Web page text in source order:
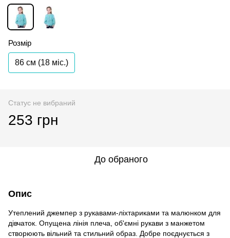
Розмір
86 см (18 мiс.)
Статус не вибраний
253 грн
До обраного
Опис
Утеплений джемпер з рукавами-ліхтариками та малюнком для
дівчаток. Опущена лінія плеча, об'ємні рукави з манжетом
створюють вільний та стильний образ. Добре поєднується з